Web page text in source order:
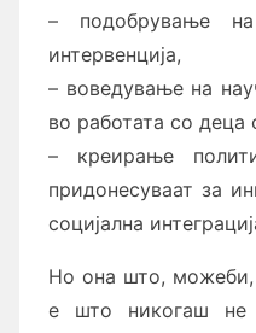
– подобрување
интервенција,
– воведување на
во работата со деца
– креирање
придонесуваат за
социјална
Но она што,
е што никогаш не